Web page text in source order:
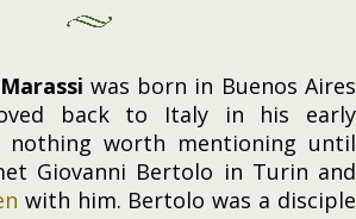
was born in Buenos Aires
back to Italy in his early
nothing worth mentioning until
Giovanni Bertolo in Turin and
with him. Bertolo was a disciple